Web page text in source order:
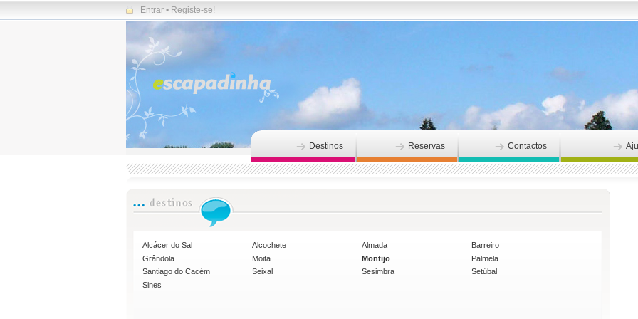
Entrar • Registe-se!
Destinos Reservas Contactos
Alcácer do Sal Alcochete Almada
Barreiro
Grândola
Moita Montijo
Palmela
Santiago do Cacém
Seixal Sesimbra
Setúbal
Sines